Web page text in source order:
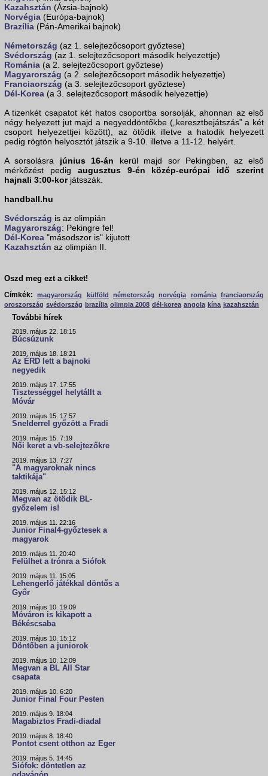
Kazahsztán (Ázsia-bajnok)
Norvégia (Európa-bajnok)
Brazília (Pán-Amerikai bajnok)
Németország (az 1. selejtezőcsoport győztese)
Svédország (az 1. selejtezőcsoport második helyezettje)
Románia (a 2. selejtezőcsoport győztese)
Magyarország (a 2. selejtezőcsoport második helyezettje)
Franciaország (a 3. selejtezőcsoport győztese)
Dél-Korea (a 3. selejtezőcsoport második helyezettje)
A tizenkét csapatot két hatos csoportba sorsolják, ahonnan az első
négy helyezett jut majd a negyeddöntőkbe („keresztbejátszás” a két
csoport helyezettjei között), az ötödik illetve a hatodik helyezett
pedig rögtön helyosztót játszik a 9-10. illetve a 11-12. helyért.
A sorsolásra június 16-án kerül majd sor Pekingben, az első
mérkőzést pedig augusztus 9-én közép-európai idő szerint
hajnali 3:00-korjátsszák.
handball.hu
Svédország is az olimpián
Magyarország: Pekingre fel!
Dél-Korea "másodszor is" kijutott
Kazahsztán az olimpián II.
Oszd meg ezt a cikket!
Címkék:
magyarország külföld németország norvégia románia
franciaország
oroszország svédország brazília olimpia 2008 dél-korea angola kína kazahsztán
További hírek
2019. május 22. 18:15
Búcsúzunk
2019. május 18. 18:21
Az ÉRD lett a bajnoki
negyedik
2019. május 17. 17:55
Tisztességgel helytállt a
Móvár
2019. május 15. 17:57
Snelderrel győzött a Fradi
2019. május 15. 7:19
Női keret a vb-selejtezőkre
2019. május 13. 7:27
"A magyaroknak nincs
taktikája"
2019. május 12. 15:12
Megvan az ötödik BL-
győzelem is!
2019. május 11. 22:16
Junior Final4-győztesek a
magyarok
2019. május 11. 20:40
Felülhet a trónra a Siófok
2019. május 11. 15:05
Lehengerlő játékkal döntős a
Győr
2019. május 10. 19:09
Móváron is kikapott a
Békéscsaba
2019. május 10. 15:12
Döntőben a juniorok
2019. május 10. 12:09
Megvan a BL All Star
csapata
2019. május 10. 6:20
Junior Final Four Pesten
2019. május 9. 18:04
Magabiztos Fradi-diadal
2019. május 8. 18:40
Pontot csent otthon az Eger
2019. május 5. 14:45
Siófok: döntetlen az